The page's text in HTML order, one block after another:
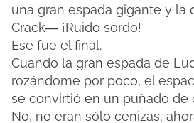
una gran espada gigante y la
Crack― ¡Ruido sordo!
Ese fue el final.
Cuando la gran espada de
rozándome por poco, el
se convirtió en un puñado de
No, no eran sólo cenizas;